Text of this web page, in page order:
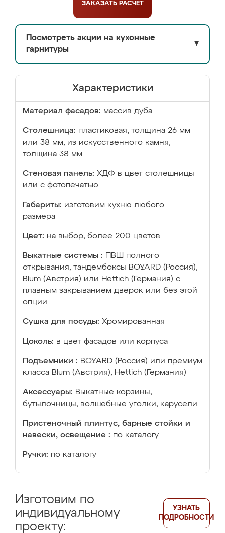
ЗАКАЗАТЬ РАСЧЁТ
Посмотреть акции на кухонные
гарнитуры
▼
Характеристики
Материал фасадов: массив дуба
Столешница: пластиковая, толщина 26 мм
или 38 мм; из искусственного камня,
толщина 38 мм
Стеновая панель: ХДФ в цвет столешницы
или с фотопечатью
Габариты: изготовим кухню любого
размера
Цвет: на выбор, более 200 цветов
Выкатные системы :
ПВШ полного
открывания, тандембоксы BOYARD (Россия),
Blum (Австрия) или Hettich (Германия) с
плавным закрыванием дверок или без этой
опции
Сушка для посуды: Хромированная
Цоколь: в цвет фасадов или корпуса
Подъемники : BOYARD (Россия) или премиум
класса Blum (Австрия), Hettich (Германия)
Аксессуары: Выкатные корзины,
бутылочницы, волшебные уголки, карусели
Пристеночный плинтус, барные стойки и
навески, освещение : по каталогу
Ручки: по каталогу
Изготовим по
индивидуальному
проекту:
УЗНАТЬ
ПОДРОБНОСТИ